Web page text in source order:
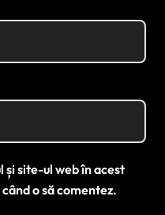
și site-ul web în acest
o să comentez.